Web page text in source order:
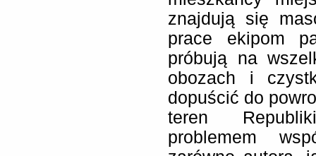
znajdują się
prace ekipom
próbują na
obozach i
dopuścić do
teren
problemem